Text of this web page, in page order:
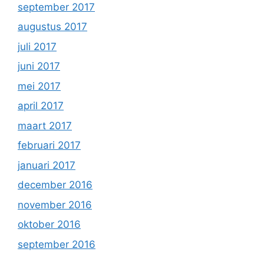
september 2017
augustus 2017
juli 2017
juni 2017
mei 2017
april 2017
maart 2017
februari 2017
januari 2017
december 2016
november 2016
oktober 2016
september 2016